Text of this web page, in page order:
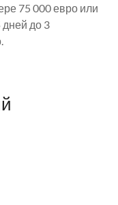
75 000 евро или
до 3